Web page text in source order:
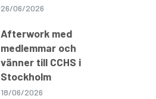
26/06/2026
Afterwork med
medlemmar och
vänner till CCHS i
Stockholm
18/06/2026